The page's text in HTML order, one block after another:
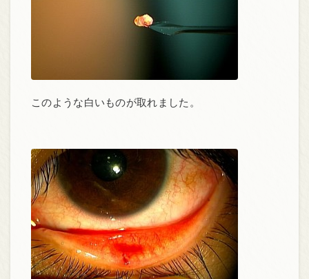
このような白いものが取れました。